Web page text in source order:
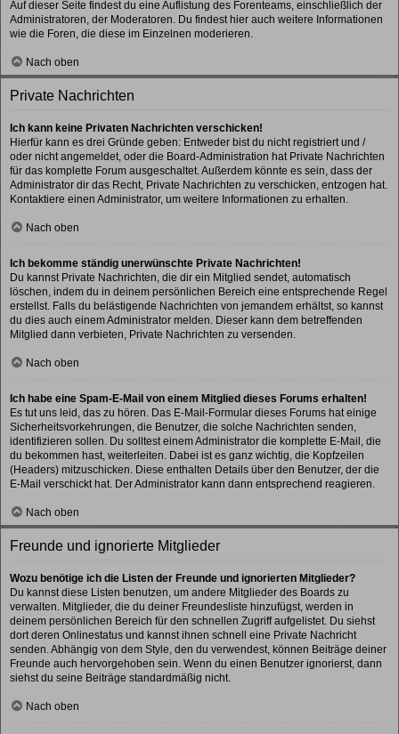
Auf dieser Seite findest du eine Auflistung des Forenteams, einschließlich der
Administratoren, der Moderatoren. Du findest hier auch weitere Informationen
wie die Foren, die diese im Einzelnen moderieren.
Nach oben
Private Nachrichten
Ich kann keine Privaten Nachrichten verschicken!
Hierfür kann es drei Gründe geben: Entweder bist du nicht registriert und /
oder nicht angemeldet, oder die Board-Administration hat Private Nachrichten
für das komplette Forum ausgeschaltet. Außerdem könnte es sein, dass der
Administrator dir das Recht, Private Nachrichten zu verschicken, entzogen hat.
Kontaktiere einen Administrator, um weitere Informationen zu erhalten.
Nach oben
Ich bekomme ständig unerwünschte Private Nachrichten!
Du kannst Private Nachrichten, die dir ein Mitglied sendet, automatisch
löschen, indem du in deinem persönlichen Bereich eine entsprechende Regel
erstellst. Falls du belästigende Nachrichten von jemandem erhältst, so kannst
du dies auch einem Administrator melden. Dieser kann dem betreffenden
Mitglied dann verbieten, Private Nachrichten zu versenden.
Nach oben
Ich habe eine Spam-E-Mail von einem Mitglied dieses Forums erhalten!
Es tut uns leid, das zu hören. Das E-Mail-Formular dieses Forums hat einige
Sicherheitsvorkehrungen, die Benutzer, die solche Nachrichten senden,
identifizieren sollen. Du solltest einem Administrator die komplette E-Mail, die
du bekommen hast, weiterleiten. Dabei ist es ganz wichtig, die Kopfzeilen
(Headers) mitzuschicken. Diese enthalten Details über den Benutzer, der die
E-Mail verschickt hat. Der Administrator kann dann entsprechend reagieren.
Nach oben
Freunde und ignorierte Mitglieder
Wozu benötige ich die Listen der Freunde und ignorierten Mitglieder?
Du kannst diese Listen benutzen, um andere Mitglieder des Boards zu
verwalten. Mitglieder, die du deiner Freundesliste hinzufügst, werden in
deinem persönlichen Bereich für den schnellen Zugriff aufgelistet. Du siehst
dort deren Onlinestatus und kannst ihnen schnell eine Private Nachricht
senden. Abhängig von dem Style, den du verwendest, können Beiträge deiner
Freunde auch hervorgehoben sein. Wenn du einen Benutzer ignorierst, dann
siehst du seine Beiträge standardmäßig nicht.
Nach oben